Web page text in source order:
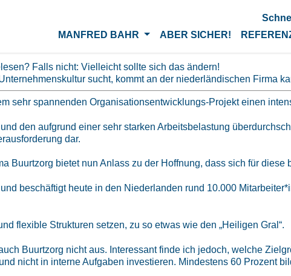
MANFRED BAHR
ABER SICHER!
BÜROKRATIE BRAUCHT EIN
Falls nicht: Vielleicht sollte sich das ändern!
sucht, kommt an der niederländischen Firma
sehr spannenden Organisationsentwicklungs-Projekt einen
den aufgrund einer sehr starken Arbeitsbelastung
dar.
Buurtzorg bietet nun Anlass zu der Hoffnung, dass sich für
beschäftigt heute in den Niederlanden rund 10.000
flexible Strukturen setzen, zu so etwas wie den „Heiligen Gral“.
Buurtzorg nicht aus. Interessant finde ich jedoch, welche
nicht in interne Aufgaben investieren. Mindestens 60 Prozent